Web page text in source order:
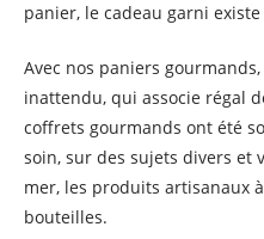
panier, le cadeau garni
Avec nos paniers
inattendu, qui associe régal
coffrets gourmands ont été
soin, sur des sujets divers et
mer, les produits artisanaux
bouteilles.